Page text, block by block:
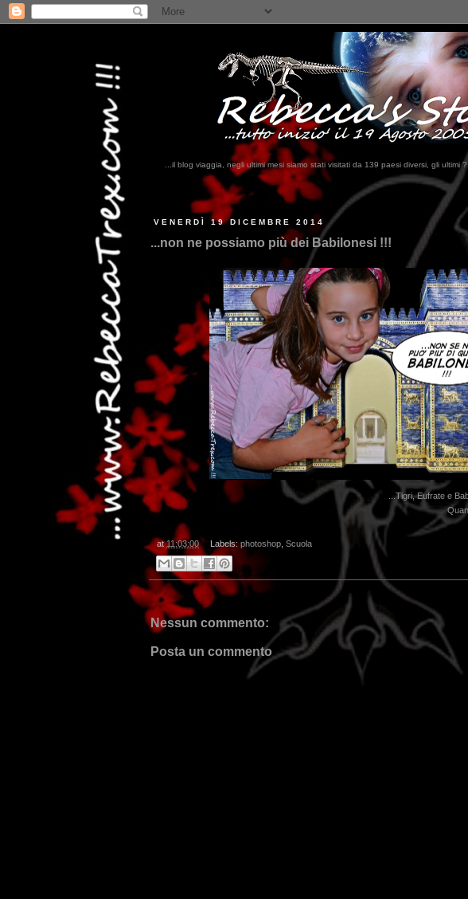
...il blog viaggia, negli ultimi mesi siamo stati visitati da 139 paesi diversi, gli
...qui trovate il nostro viaggio
VENERDÌ 19 DICEMBRE 2014
...non ne possiamo più dei Babilonesi !!!
...Tigri, Eufrate e
at11:03:00 Labels:photoshop, Scuola
Nessun commento:
Posta un commento
...dai non perdere